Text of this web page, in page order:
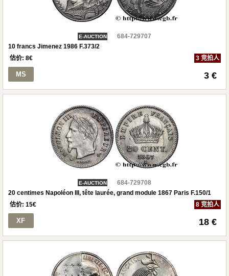
E-AUCTION
684-729707
10 francs Jimenez 1986 F.373/2
估价: 8€ 3 竞拍人
MS 3 €
E-AUCTION
684-729708
20 centimes Napoléon III, tête laurée, grand module 1867 Paris F.150/1
估价: 15€ 8 竞拍人
XF 18 €